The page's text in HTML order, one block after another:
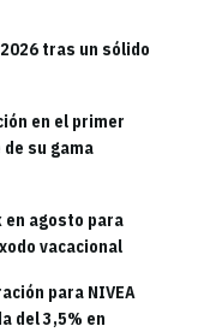
tras un sólido
en el primer
su gama
agosto para
vacacional
para NIVEA
del 3,5% en